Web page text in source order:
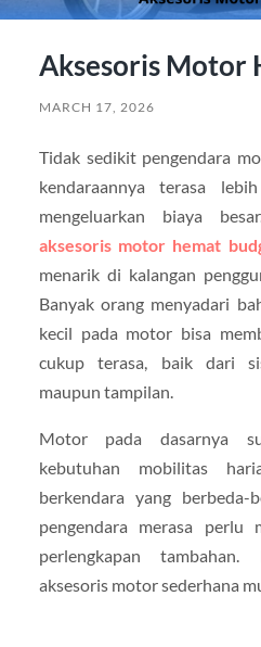
Aksesoris Motor
MARCH 17, 2026
Tidak sedikit pengendara
kendaraannya terasa
mengeluarkan biaya
aksesoris motor hemat
menarik di kalangan
Banyak orang menyadari
kecil pada motor bisa
cukup terasa, baik dari
maupun tampilan.
Motor pada dasarnya
kebutuhan mobilitas
berkendara yang berbeda-
pengendara merasa perlu
perlengkapan
aksesoris motor sederhana